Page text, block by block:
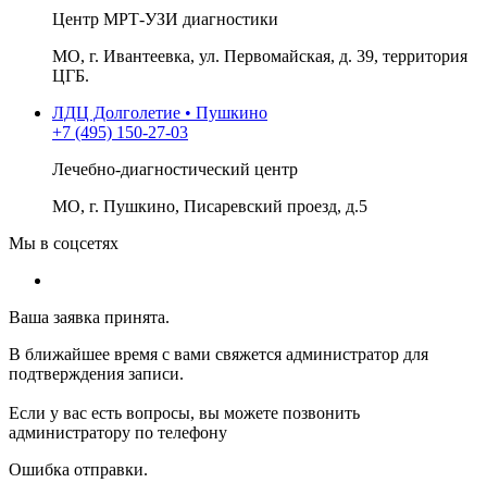
Центр МРТ-УЗИ диагностики
МО, г. Ивантеевка, ул. Первомайская, д. 39, территория
ЦГБ.
ЛДЦ Долголетие • Пушкино
+7 (495) 150-27-03
Лечебно-диагностический центр
МО, г. Пушкино, Писаревский проезд, д.5
Мы в соцсетях
Ваша заявка принята.
В ближайшее время с вами свяжется администратор для
подтверждения записи.
Если у вас есть вопросы, вы можете позвонить
администратору по телефону
Ошибка отправки.